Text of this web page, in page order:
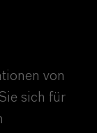
von
sich für